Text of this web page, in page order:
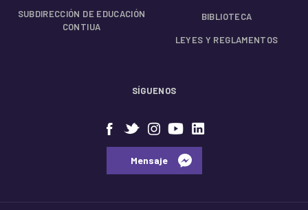
SUBDIRECCIÓN DE EDUCACIÓN
CONTIUA
BIBLIOTECA
LEYES Y REGLAMENTOS
SÍGUENOS
⠀⠀Mensaje⠀